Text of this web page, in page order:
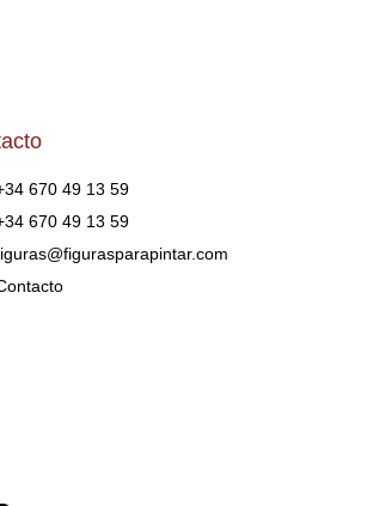
670 49 13 59
670 49 13 59